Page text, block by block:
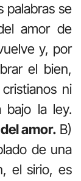
palabras se
amor de
y, por
el bien,
ni
bajo la ley.
amor. B)
de una
el sirio, es